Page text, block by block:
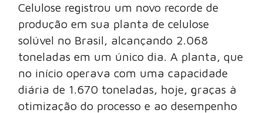
Celulose registrou um novo recorde de
produção em sua planta de celulose
solúvel no Brasil, alcançando 2.068
toneladas em um único dia. A planta, que
no início operava com uma capacidade
diária de 1.670 toneladas, hoje, graças à
otimização do processo e ao desempenho